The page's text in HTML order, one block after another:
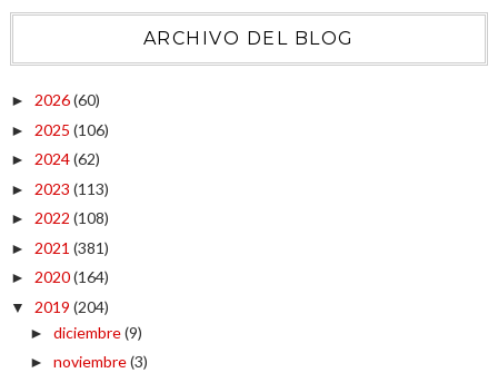
ARCHIVO DEL BLOG
► 2026(60)
► 2025 (106)
► 2024(62)
► 2023 (113)
► 2022 (108)
► 2021 (381)
► 2020(164)
▼ 2019 (204)
► diciembre(9)
► noviembre(3)